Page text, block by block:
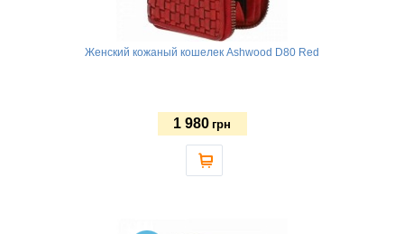
Женский кожаный кошелек Ashwood D80 Red
1 980 грн